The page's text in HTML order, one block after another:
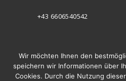
+43 6606540542
INSTAGRAM
Wir möchten Ihnen den
speichern wir Informationen über
Cookies. Durch die Nutzung